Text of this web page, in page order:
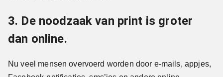
3. De noodzaak van print is groter
dan online.
Nu veel mensen overvoerd worden door e-mails, appjes,